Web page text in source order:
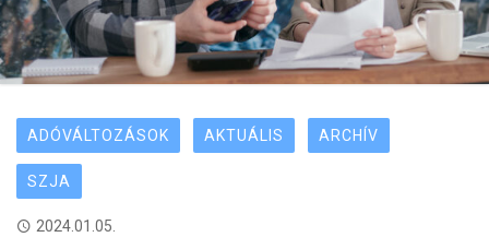
ADÓVÁLTOZÁSOK AKTUÁLIS ARCHÍV
SZJA
2024.01.05.